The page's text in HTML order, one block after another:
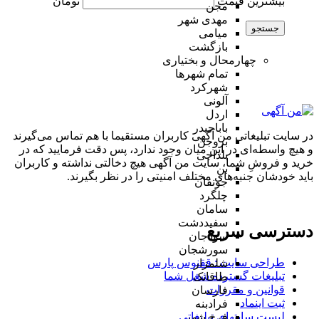
مجن
مهدی شهر
میامی
بازگشت
چهارمحال و بختیاری
تمام شهر‌ها
شهرکرد
آلونی
اردل
باباحیدر
بروجن
بلداجی
بن
جونقان
چلگرد
سامان
سفیددشت
سودجان
سورشجان
شلمزار
طاقانک
فارسان
فرادبنه
جستجو
در سایت تبلیغاتی من آگهی کاربران مستقیما با هم تماس می‌گیرند
و هیچ واسطه‌ای در این میان وجود ندارد، پس دقت فرمایید که در
خرید و فروشِ شما، سایت من آگهی هیچ دخالتی نداشته و کاربران
باید خودشان جنبه‌های مختلف امنیتی را در نظر بگیرند.
دسترسی سریع
طراحی سایت :‌ ققنوس پارس
تبلیغات گسترده شغل شما
قوانین و مقررات
ثبت اینماد
لیست سایتهای تبلیغاتی